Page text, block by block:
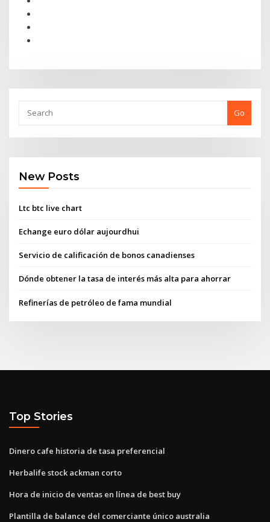
Go
New Posts
Ltc btc live chart
Echange euro dólar aujourdhui
Servicio de calificación de bonos canadienses
Dónde obtener la tasa de interés más alta para ahorrar
Refinerías de petróleo de fama mundial
Top Stories
Dinero cafe historia de tasa preferencial
Herbalife stock ackman corto
Hora de inicio de ventas en línea de best buy
Plantilla de balance del comerciante único australia